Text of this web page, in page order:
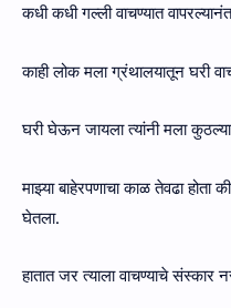
कधी कधी गल्ली वाचण्यात
काही लोक मला ग्रंथालयातून घरी
घरी घेऊन जायला त्यांनी मला
माझ्या बाहेरपणाचा काळ तेवढा होता
घेतला.
हातात जर त्याला वाचण्याचे